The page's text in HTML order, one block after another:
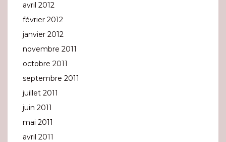
avril 2012
février 2012
janvier 2012
novembre 2011
octobre 2011
septembre 2011
juillet 2011
juin 2011
mai 2011
avril 2011